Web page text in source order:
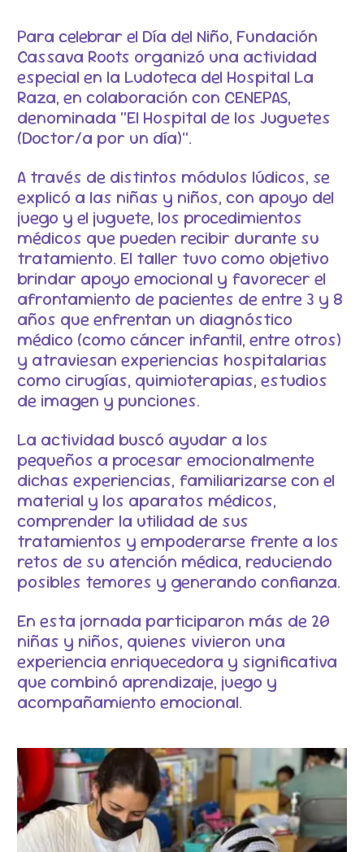
Para celebrar el Día del Niño, Fundación
Cassava Roots organizó una actividad
especial en la Ludoteca del Hospital La
Raza, en colaboración con CENEPAS,
denominada “El Hospital de los Juguetes
(Doctor/a por un día)”.
A través de distintos módulos lúdicos, se
explicó a las niñas y niños, con apoyo del
juego y el juguete, los procedimientos
médicos que pueden recibir durante su
tratamiento. El taller tuvo como objetivo
brindar apoyo emocional y favorecer el
afrontamiento de pacientes de entre 3 y 8
años que enfrentan un diagnóstico
médico (como cáncer infantil, entre otros)
y atraviesan experiencias hospitalarias
como cirugías, quimioterapias, estudios
de imagen y punciones.
La actividad buscó ayudar a los
pequeños a procesar emocionalmente
dichas experiencias, familiarizarse con el
material y los aparatos médicos,
comprender la utilidad de sus
tratamientos y empoderarse frente a los
retos de su atención médica, reduciendo
posibles temores y generando confianza.
En esta jornada participaron más de 20
niñas y niños, quienes vivieron una
experiencia enriquecedora y significativa
que combinó aprendizaje, juego y
acompañamiento emocional.